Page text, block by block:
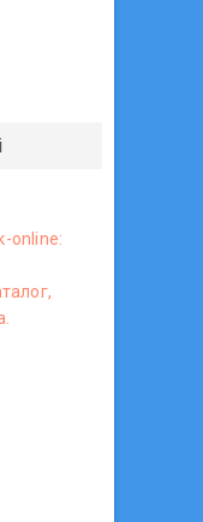
online: